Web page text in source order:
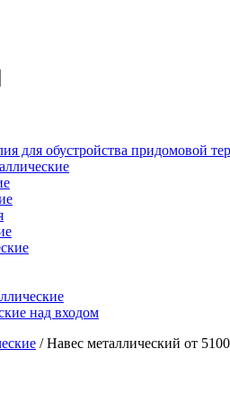
для обустройства придомовой
над входом
/ Навес металлический от